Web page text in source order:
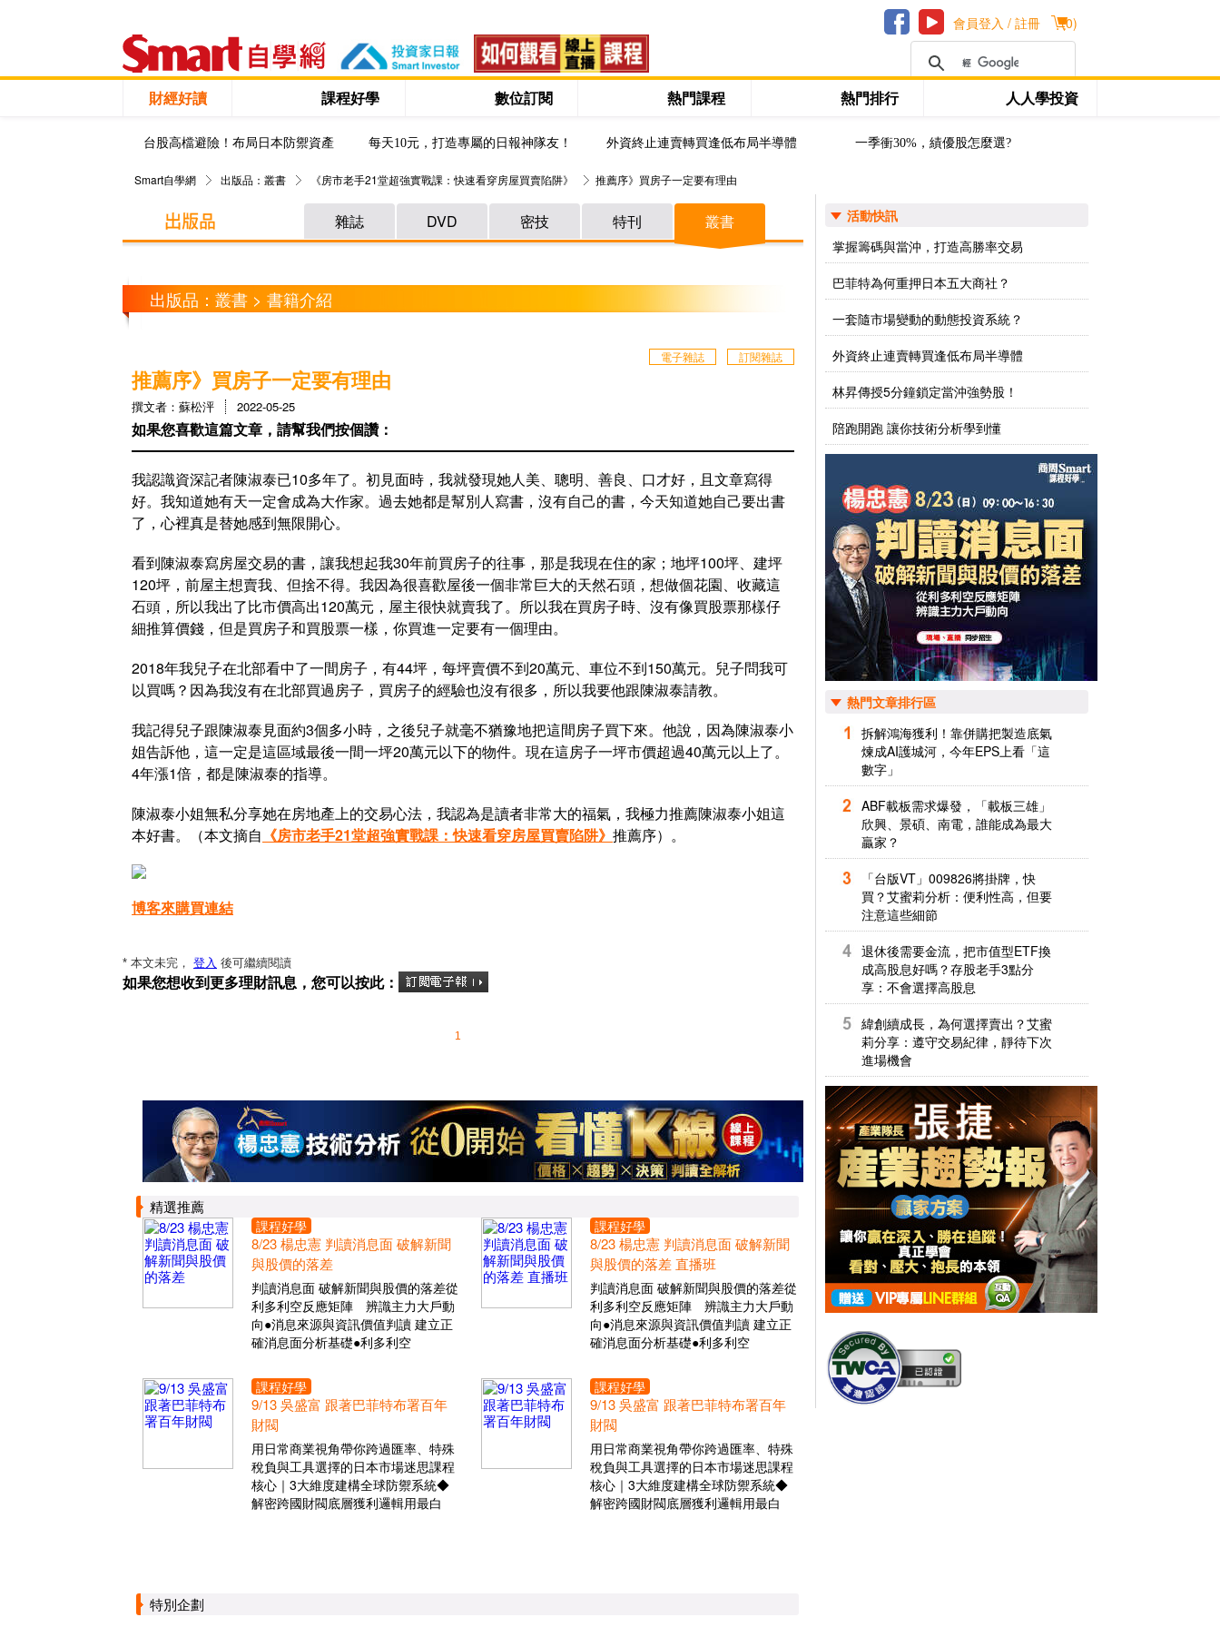
(0)
會員登入 / 註冊
財經好讀 課程好學 數位訂閱 熱門課程 熱門排行 人人學投資
台股高檔避險！布局日本防禦資產 每天10元，打造專屬的日報神隊友！ 外資終止連賣轉買逢低布局半導體 一季衝30%，績優股怎麼選?
Smart自學網 出版品：叢書 《房市老手21堂超強實戰課：快速看穿房屋買賣陷阱》 推薦序》買房子一定要有理由
雜誌 DVD 密技 特刊 叢書
出版品：叢書 > 書籍介紹
訂閱雜誌
電子雜誌
推薦序》買房子一定要有理由
撰文者：蘇松泙 2022-05-25
如果您喜歡這篇文章，請幫我們按個讚：
我認識資深記者陳淑泰已10多年了。初見面時，我就發現她人美、聰明、善良、口才好，且文章寫得
好。我知道她有天一定會成為大作家。過去她都是幫別人寫書，沒有自己的書，今天知道她自己要出書
了，心裡真是替她感到無限開心。
看到陳淑泰寫房屋交易的書，讓我想起我30年前買房子的往事，那是我現在住的家；地坪100坪、建坪
120坪，前屋主想賣我、但捨不得。我因為很喜歡屋後一個非常巨大的天然石頭，想做個花園、收藏這
石頭，所以我出了比市價高出120萬元，屋主很快就賣我了。所以我在買房子時、沒有像買股票那樣仔
細推算價錢，但是買房子和買股票一樣，你買進一定要有一個理由。
2018年我兒子在北部看中了一間房子，有44坪，每坪賣價不到20萬元、車位不到150萬元。兒子問我可
以買嗎？因為我沒有在北部買過房子，買房子的經驗也沒有很多，所以我要他跟陳淑泰請教。
我記得兒子跟陳淑泰見面約3個多小時，之後兒子就毫不猶豫地把這間房子買下來。他說，因為陳淑泰小
姐告訴他，這一定是這區域最後一間一坪20萬元以下的物件。現在這房子一坪市價超過40萬元以上了。
4年漲1倍，都是陳淑泰的指導。
陳淑泰小姐無私分享她在房地產上的交易心法，我認為是讀者非常大的福氣，我極力推薦陳淑泰小姐這
本好書。（本文摘自 《房市老手21堂超強實戰課：快速看穿房屋買賣陷阱》 推薦序）。
博客來購買連結
* 本文未完， 登入 後可繼續閱讀
如果您想收到更多理財訊息，您可以按此：
1
精選推薦
課程好學
8/23 楊忠憲 判讀消息面 破解新聞
與股價的落差
判讀消息面 破解新聞與股價的落差從
利多利空反應矩陣 辨識主力大戶動
向●消息來源與資訊價值判讀 建立正
確消息面分析基礎●利多利空
課程好學
8/23 楊忠憲 判讀消息面 破解新聞
與股價的落差 直播班
判讀消息面 破解新聞與股價的落差從
利多利空反應矩陣 辨識主力大戶動
向●消息來源與資訊價值判讀 建立正
確消息面分析基礎●利多利空
課程好學
9/13 吳盛富 跟著巴菲特布署百年
財閥
用日常商業視角帶你跨過匯率、特殊
稅負與工具選擇的日本市場迷思課程
核心｜3大維度建構全球防禦系統◆
解密跨國財閥底層獲利邏輯用最白
課程好學
9/13 吳盛富 跟著巴菲特布署百年
財閥
用日常商業視角帶你跨過匯率、特殊
稅負與工具選擇的日本市場迷思課程
核心｜3大維度建構全球防禦系統◆
解密跨國財閥底層獲利邏輯用最白
特別企劃
活動快訊
掌握籌碼與當沖，打造高勝率交易
巴菲特為何重押日本五大商社？
一套隨市場變動的動態投資系統？
外資終止連賣轉買逢低布局半導體
林昇傳授5分鐘鎖定當沖強勢股！
陪跑開跑 讓你技術分析學到懂
熱門文章排行區
拆解鴻海獲利！靠併購把製造底氣
煉成AI護城河，今年EPS上看「這
數字」
ABF載板需求爆發，「載板三雄」
欣興、景碩、南電，誰能成為最大
贏家？
「台版VT」009826將掛牌，快
買？艾蜜莉分析：便利性高，但要
注意這些細節
退休後需要金流，把市值型ETF換
成高股息好嗎？存股老手3點分
享：不會選擇高股息
緯創續成長，為何選擇賣出？艾蜜
莉分享：遵守交易紀律，靜待下次
進場機會